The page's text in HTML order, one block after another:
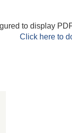
to display
Click here to